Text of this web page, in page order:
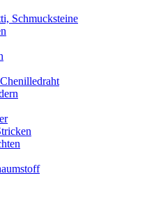
Schmucksteine